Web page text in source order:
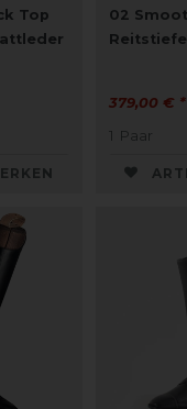
Top
02
379,00 € *
1 Paar